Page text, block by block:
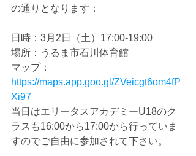
の通りとなります：
日時：3月2日（土）17:00-19:00
場所：うるま市石川体育館
マップ：
https://maps.app.goo.gl/ZVeicgt6om4fP
Xi97
当日はエリータスアカデミーU18のク
ラスも16:00から17:00から行っていま
すのでご自由に参加されて下さい。